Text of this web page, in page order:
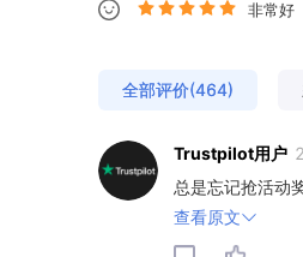
非常好
全部评价(464)
Trustpilot用户
总是忘记抢活动
查看原文